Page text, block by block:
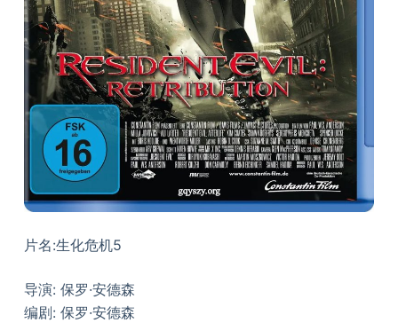
片名:生化危机5
导演: 保罗·安德森
编剧: 保罗·安德森